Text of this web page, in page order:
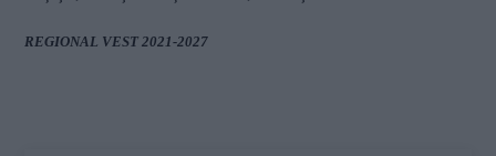
REGIONAL VEST 2021-2027